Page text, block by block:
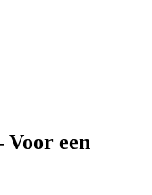
Voor een